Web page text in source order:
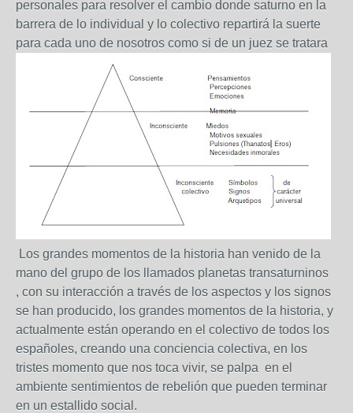
personales para resolver el cambio donde saturno en la
barrera de lo individual y lo colectivo repartirá la suerte
para cada uno de nosotros como si de un juez se tratara
Los grandes momentos de la historia han venido de la
mano del grupo de los llamados planetas transaturninos
, con su interacción a través de los aspectos y los signos
se han producido, los grandes momentos de la historia, y
actualmente están operando en el colectivo de todos los
españoles, creando una conciencia colectiva, en los
tristes momento que nos toca vivir, se palpa en el
ambiente sentimientos de rebelión que pueden terminar
en un estallido social.